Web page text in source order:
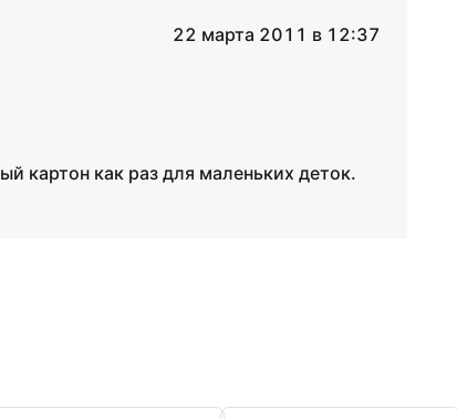
22 марта 2011 в 12:37
картон как раз для маленьких деток.